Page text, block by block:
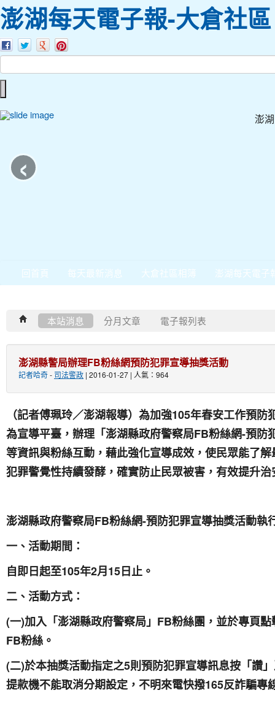
澎湖每天電子報-大倉社區
澎
‹
回首頁 每天最新消息 大倉社區相簿 澎湖每天電子
本站消息 分月文章 電子報列表
澎湖縣警局辦理FB粉絲網預防犯罪宣導抽獎活動
記者哈奇- 司法警政 | 2016-01-27 | 人氣：964
（記者傅珮玲／澎湖報導）為加強105年春安工作預防
為宣導平臺，辦理「澎湖縣政府警察局FB粉絲網-預防
等資訊與粉絲互動，藉此強化宣導成效，使民眾能了
犯罪警覺性持續發酵，確實防止民眾被害，有效提升治
澎湖縣政府警察局FB粉絲網-預防犯罪宣導抽獎活動執
一、活動期間：
自即日起至105年2月 15 日止。
二、活動方式：
(一)加入「澎湖縣政府警察局」 FB粉絲團，並於專頁
FB粉絲。
(二)於本抽獎活動指定之5則預防犯罪宣導訊息按「讚
提款機不能取消分期設定，不明來電快撥165反詐騙專